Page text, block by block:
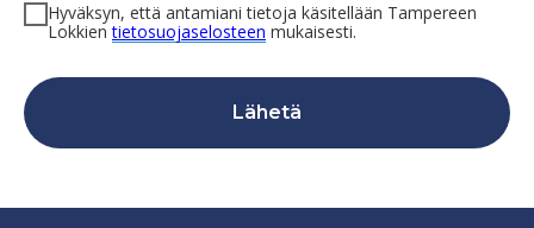
Hyväksyn, että antamiani tietoja käsitellään Tampereen
Lokkientietosuojaselosteen mukaisesti.
Lähetä